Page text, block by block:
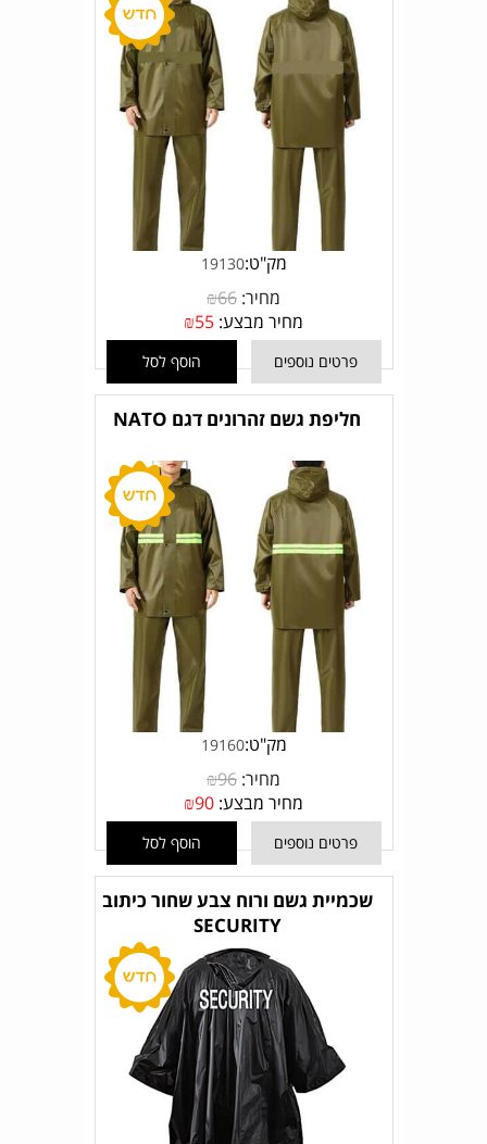
מק"ט:19130
מחיר: ₪66
מחיר מבצע:
₪55
פרטים נוספים הוסף לסל
חליפת גשם זהרונים דגם NATO
מק"ט:19160
מחיר: ₪96
מחיר מבצע:
₪90
פרטים נוספים הוסף לסל
שכמיית גשם ורוח צבע שחור כיתוב
SECURITY